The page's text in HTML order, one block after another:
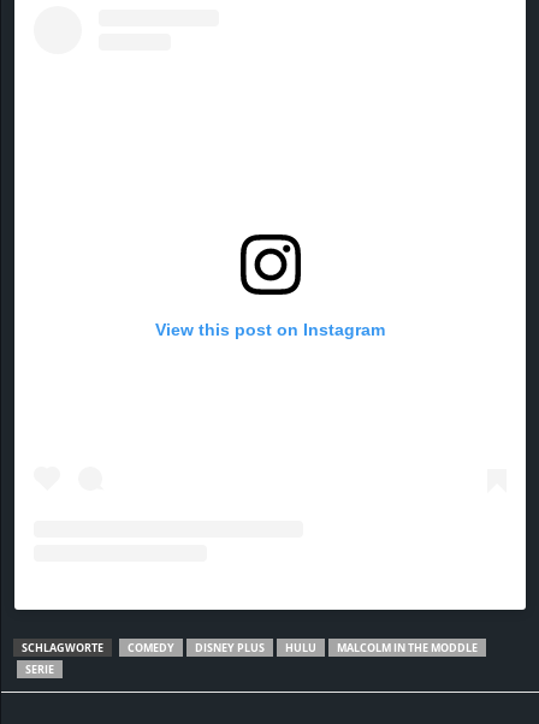
View this post on Instagram
SCHLAGWORTE COMEDY DISNEY PLUS HULU
MALCOLM IN THE MODDLE
SERIE